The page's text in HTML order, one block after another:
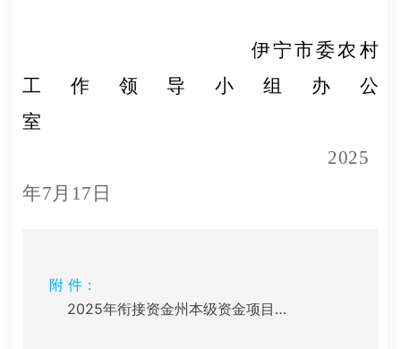
伊宁市委农村
工作领导小组办公
室
2025
年7月 17 日
附 件：
2025年衔接资金州本级资金项目备案表.xlsx